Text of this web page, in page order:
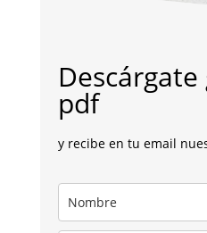
pdf
y recibe en tu email